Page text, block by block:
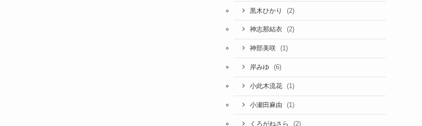
黒木ひかり (2)
神志那結衣 (2)
神部美咲 (1)
岸みゆ (6)
小此木流花 (1)
小瀬田麻由 (1)
くろがねさら (2)